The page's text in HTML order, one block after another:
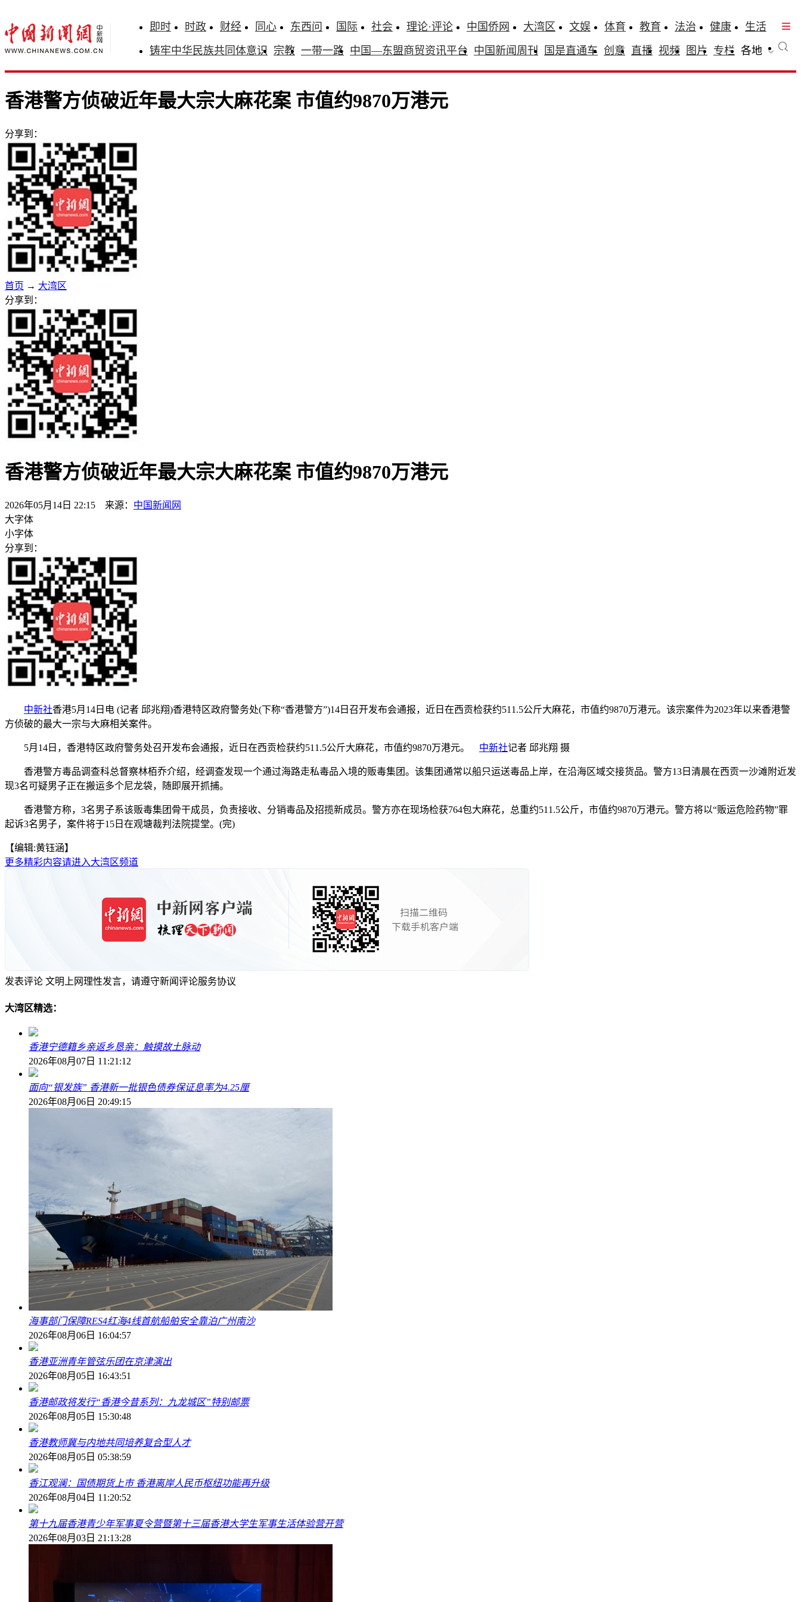
即时 时政 财经 同心 东西问 国际 社会 理论·评论 中国侨网 大湾区 文娱 体育 教育 法治 健康
生活
铸牢中华民族共同体意识 宗教 一带一路 中国—东盟商贸资讯平台 中国新闻周刊 国是直通车 创意 直播 视频 图片 专栏 各地
香港警方侦破近年最大宗大麻花案 市值约9870万港元
分享到：
首页 → 大湾区
分享到：
香港警方侦破近年最大宗大麻花案 市值约9870万港元
2026年05月14日 22:15 来源： 中国新闻网
大字体
小字体
分享到：
中新社香港5月14日电 (记者 邱兆翔)香港特区政府警务处(下称“香港警方”)14日召开发布会通报，近日在西贡检获约511.5公斤大麻花，市值约9870万港元。该宗案件为2023年以来香港警
方侦破的最大一宗与大麻相关案件。
5月14日，香港特区政府警务处召开发布会通报，近日在西贡检获约511.5公斤大麻花，市值约9870万港元。 中新社记者 邱兆翔 摄
香港警方毒品调查科总督察林栢乔介绍，经调查发现一个通过海路走私毒品入境的贩毒集团。该集团通常以船只运送毒品上岸，在沿海区域交接货品。警方13日清晨在西贡一沙滩附近发
现3名可疑男子正在搬运多个尼龙袋，随即展开抓捕。
香港警方称，3名男子系该贩毒集团骨干成员，负责接收、分销毒品及招揽新成员。警方亦在现场检获764包大麻花，总重约511.5公斤，市值约9870万港元。警方将以“贩运危险药物”罪
起诉3名男子，案件将于15日在观塘裁判法院提堂。(完)
【编辑:黄钰涵】
更多精彩内容请进入大湾区频道
发表评论 文明上网理性发言，请遵守新闻评论服务协议
大湾区精选：
香港宁德籍乡亲返乡恳亲：触摸故土脉动
2026年08月07日 11:21:12
面向“银发族” 香港新一批银色债券保证息率为4.25厘
2026年08月06日 20:49:15
海事部门保障RES4红海4线首航船舶安全靠泊广州南沙
2026年08月06日 16:04:57
香港亚洲青年管弦乐团在京津演出
2026年08月05日 16:43:51
香港邮政将发行“香港今昔系列：九龙城区”特别邮票
2026年08月05日 15:30:48
香港教师冀与内地共同培养复合型人才
2026年08月05日 05:38:59
香江观澜：国债期货上市 香港离岸人民币枢纽功能再升级
2026年08月04日 11:20:52
第十九届香港青少年军事夏令营暨第十三届香港大学生军事生活体验营开营
2026年08月03日 21:13:28